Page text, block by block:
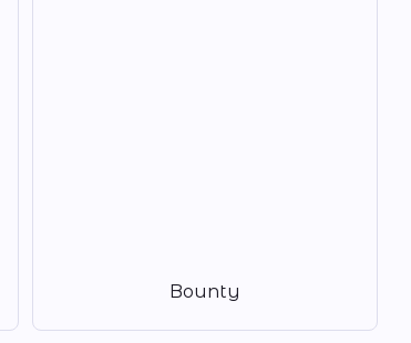
Bounty